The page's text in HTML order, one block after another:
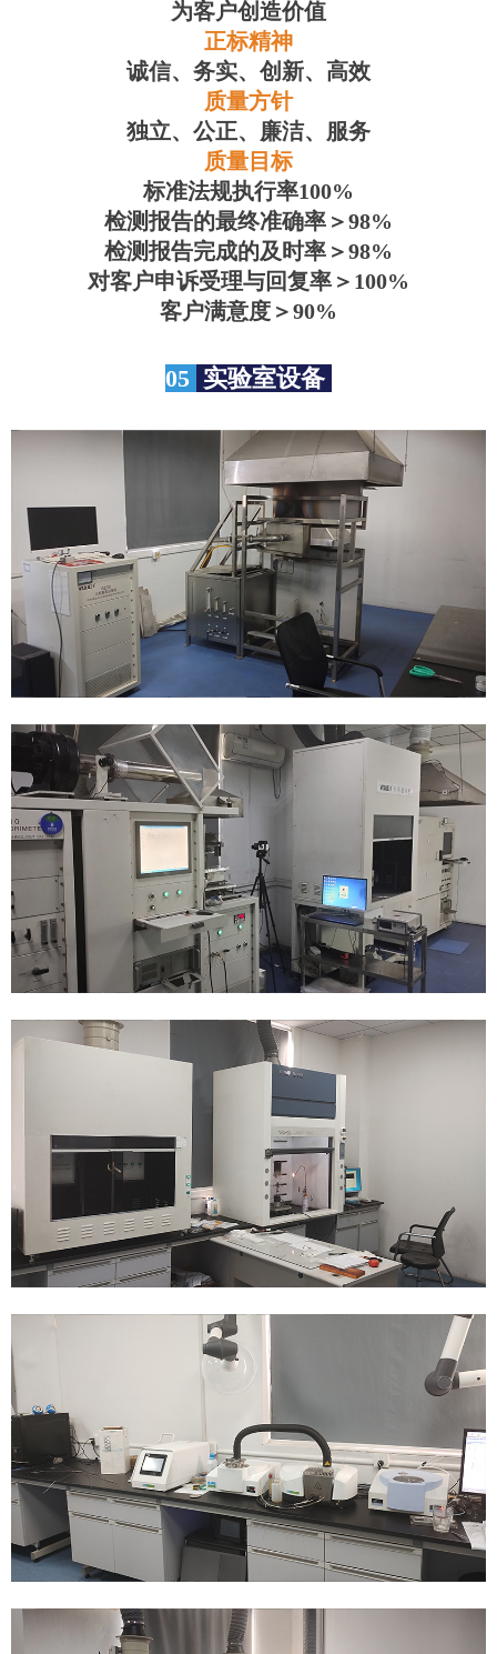
为客户创造价值
正标精神
诚信、务实、创新、高效
质量方针
独立、公正、廉洁、服务
质量目标
标准法规执行率100%
检测报告的最终准确率＞98%
检测报告完成的及时率＞98%
对客户申诉受理与回复率＞100%
客户满意度＞90%
05 实验室设备